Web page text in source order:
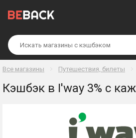
Все магазины Путешествия, билеты
Кэшбэк в I'way 3% с